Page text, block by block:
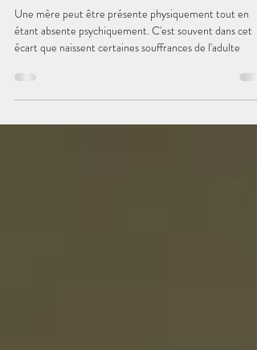
MATERNELLE
Une mère peut être présente physiquement tout en
étant absente psychiquement. C'est souvent dans cet